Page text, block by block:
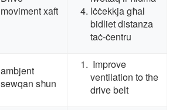
moviment xaft
Iċċekkja għal
bidliet distanza
taċ-ċentru
ambjent
sewqan sħun
Improve
ventilation to the
drive belt